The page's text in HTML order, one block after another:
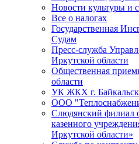
Новости культуры и
Все о налогах
Государственная
Судам
Пресс-служба
Иркутской области
Общественная
области
УК ЖКХ г.
ООО
Слюдянский филиал
казенного
Иркутской области»